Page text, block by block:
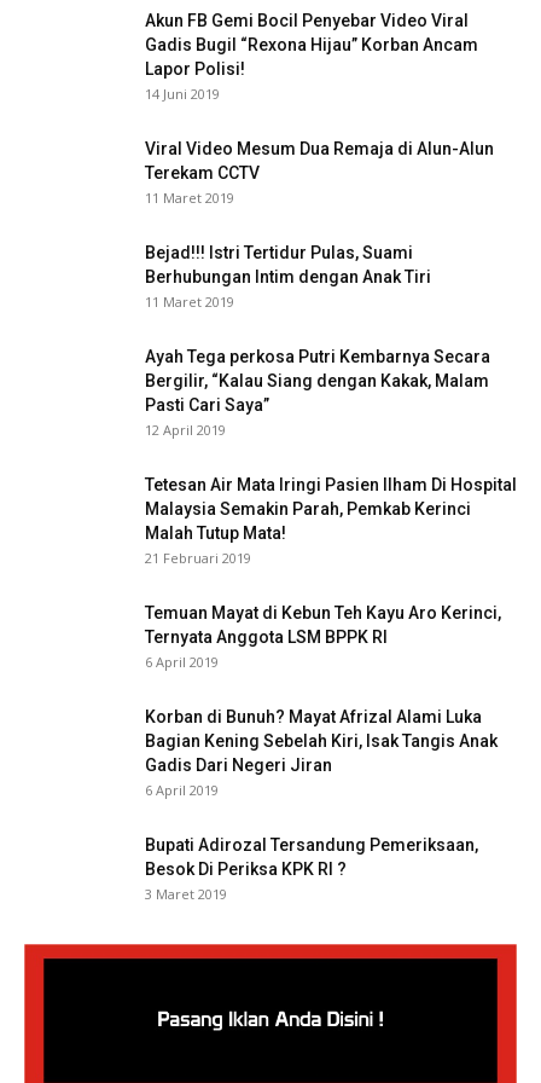
Akun FB Gemi Bocil Penyebar Video Viral
Gadis Bugil “Rexona Hijau” Korban Ancam
Lapor Polisi!
14 Juni 2019
Viral Video Mesum Dua Remaja di Alun-Alun
Terekam CCTV
11 Maret 2019
Bejad!!! Istri Tertidur Pulas, Suami
Berhubungan Intim dengan Anak Tiri
11 Maret 2019
Ayah Tega perkosa Putri Kembarnya Secara
Bergilir, “Kalau Siang dengan Kakak, Malam
Pasti Cari Saya”
12 April 2019
Tetesan Air Mata Iringi Pasien Ilham Di Hospital
Malaysia Semakin Parah, Pemkab Kerinci
Malah Tutup Mata!
21 Februari 2019
Temuan Mayat di Kebun Teh Kayu Aro Kerinci,
Ternyata Anggota LSM BPPK RI
6 April 2019
Korban di Bunuh? Mayat Afrizal Alami Luka
Bagian Kening Sebelah Kiri, Isak Tangis Anak
Gadis Dari Negeri Jiran
6 April 2019
Bupati Adirozal Tersandung Pemeriksaan,
Besok Di Periksa KPK RI ?
3 Maret 2019